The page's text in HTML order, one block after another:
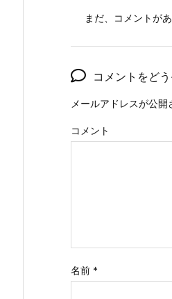
まだ、コメントが
コメントをど
メールアドレスが公開
コメント
名前 *